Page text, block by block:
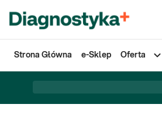
Strona Główna e-Sklep Oferta